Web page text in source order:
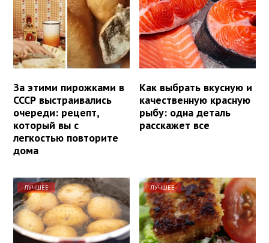
За этими пирожками в
СССР выстраивались
очереди: рецепт,
который вы с
легкостью повторите
дома
Как выбрать вкусную и
качественную красную
рыбу: одна деталь
расскажет все
ЛУЧШЕЕ ЛУЧШЕЕ